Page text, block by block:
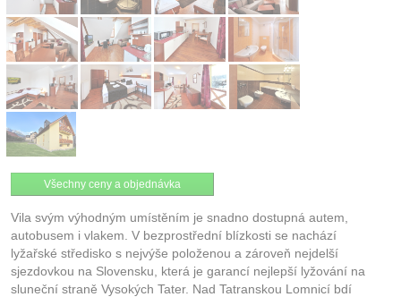
Všechny ceny a objednávka
Vila svým výhodným umístěním je snadno dostupná autem,
autobusem i vlakem. V bezprostřední blízkosti se nachází
lyžařské středisko s nejvýše položenou a zároveň nejdelší
sjezdovkou na Slovensku, která je garancí nejlepší lyžování na
sluneční straně Vysokých Tater. Nad Tatranskou Lomnicí bdí